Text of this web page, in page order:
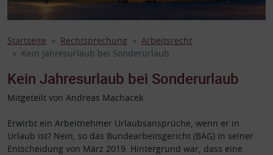
Startseite Rechtsprechung
Arbeitsrecht
Kein Jahresurlaub bei Sonderurlaub
Kein Jahresurlaub bei Sonderurlaub
Mitgeteilt von Andreas Machacek
Erwirbt ein Arbeitnehmer Urlaubsansprüche, wenn er in
Urlaub ist? Nein, so das Bundearbeitsgericht (BAG) in seiner
Entscheidung von März 2019. Hintergrund war, dass eine